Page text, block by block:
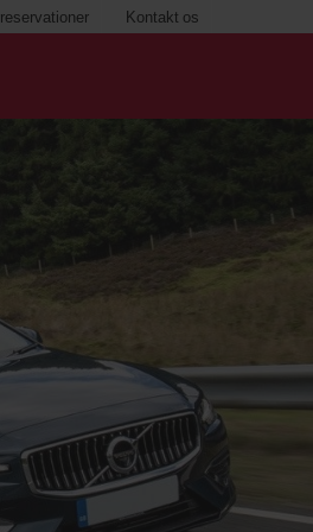
Kontakt os